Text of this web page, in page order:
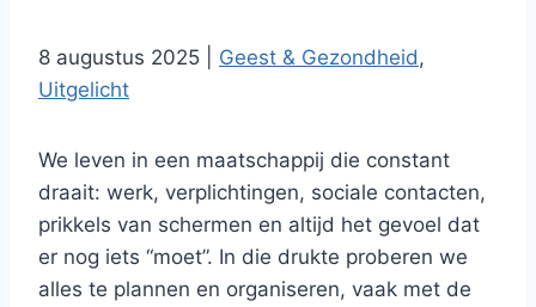
8 augustus 2025 Geest & Gezondheid ,
Uitgelicht
We leven in een maatschappij die constant
draait: werk, verplichtingen, sociale contacten,
prikkels van schermen en altijd het gevoel dat
er nog iets “moet”. In die drukte proberen we
alles te plannen en organiseren, vaak met de